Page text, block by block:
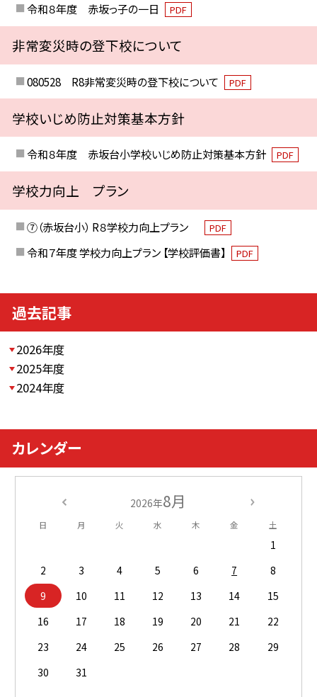
令和８年度 赤坂っ子の一日 PDF
非常変災時の登下校について
080528 R8非常変災時の登下校について PDF
学校いじめ防止対策基本方針
令和８年度 赤坂台小学校いじめ防止対策基本方針 PDF
学校力向上 プラン
⑦（赤坂台小） R８学校力向上プラン PDF
令和７年度 学校力向上プラン 【学校評価書】 PDF
過去記事
2026年度
2025年度
2024年度
カレンダー
2026年8月
日 月 火 水 木 金 土
1
2
3 4 5 6 7
8
9
10 11 12 13 14
15
16
17 18 19 20 21
22
23
24 25 26 27 28
29
30
31